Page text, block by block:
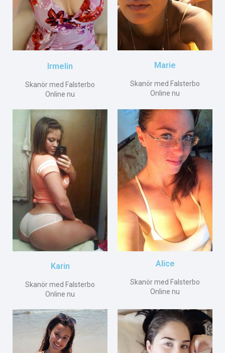
Irmelin
Skanör med Falsterbo
Online nu
Marie
Skanör med Falsterbo
Online nu
Karin
Skanör med Falsterbo
Online nu
Alice
Skanör med Falsterbo
Online nu